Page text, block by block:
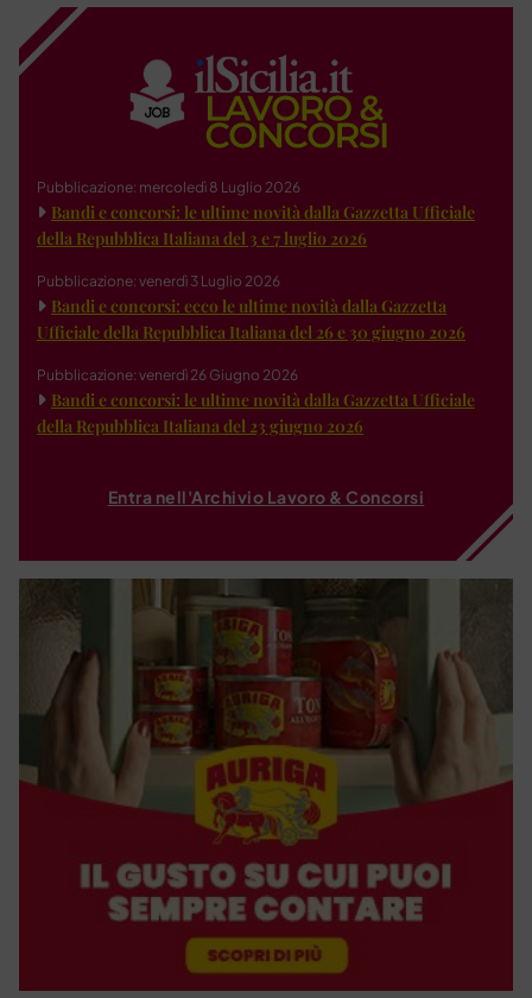
Pubblicazione: mercoledì 8 Luglio 2026
Bandi e concorsi: le ultime novità dalla Gazzetta Ufficiale
della Repubblica Italiana del 3 e 7 luglio 2026
Pubblicazione: venerdì 3 Luglio 2026
Bandi e concorsi: ecco le ultime novità dalla Gazzetta
Ufficiale della Repubblica Italiana del 26 e 30 giugno 2026
Pubblicazione: venerdì 26 Giugno 2026
Bandi e concorsi: le ultime novità dalla Gazzetta Ufficiale
della Repubblica Italiana del 23 giugno 2026
Entra nell'Archivio Lavoro & Concorsi